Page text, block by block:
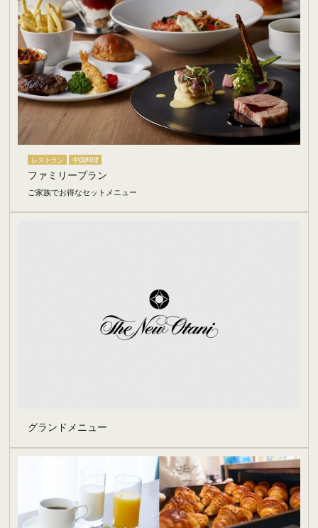
レストラン 中国料理
ファミリープラン
ご家族でお得なセットメニュー
グランドメニュー